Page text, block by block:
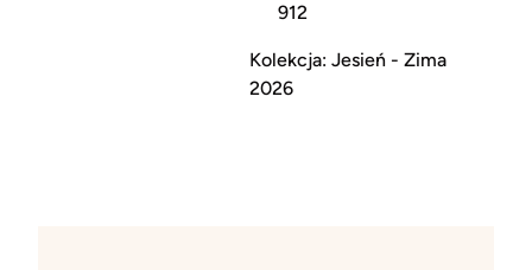
912
Kolekcja: Jesień - Zima
2026